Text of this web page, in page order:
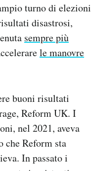
turno di elezioni
disastrosi,
sempre più
le manovre
buoni risultati
Reform UK. I
nel 2021, aveva
che Reform sta
In passato i